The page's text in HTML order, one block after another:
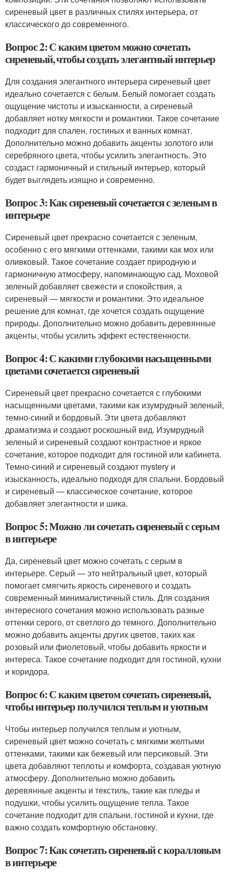
сиреневый цвет в различных стилях интерьера, от
классического до современного.
Вопрос 2: С каким цветом можно сочетать
сиреневый, чтобы создать элегантный интерьер
Для создания элегантного интерьера сиреневый цвет
идеально сочетается с белым. Белый помогает создать
ощущение чистоты и изысканности, а сиреневый
добавляет нотку мягкости и романтики. Такое сочетание
подходит для спален, гостиных и ванных комнат.
Дополнительно можно добавить акценты золотого или
серебряного цвета, чтобы усилить элегантность. Это
создаст гармоничный и стильный интерьер, который
будет выглядеть изящно и современно.
Вопрос 3: Как сиреневый сочетается с зеленым в
интерьере
Сиреневый цвет прекрасно сочетается с зеленым,
особенно с его мягкими оттенками, такими как мох или
оливковый. Такое сочетание создает природную и
гармоничную атмосферу, напоминающую сад. Моховой
зеленый добавляет свежести и спокойствия, а
сиреневый — мягкости и романтики. Это идеальное
решение для комнат, где хочется создать ощущение
природы. Дополнительно можно добавить деревянные
акценты, чтобы усилить эффект естественности.
Вопрос 4: С какими глубокими насыщенными
цветами сочетается сиреневый
Сиреневый цвет прекрасно сочетается с глубокими
насыщенными цветами, такими как изумрудный зеленый,
темно-синий и бордовый. Эти цвета добавляют
драматизма и создают роскошный вид. Изумрудный
зеленый и сиреневый создают контрастное и яркое
сочетание, которое подходит для гостиной или кабинета.
Темно-синий и сиреневый создают mystery и
изысканность, идеально подходя для спальни. Бордовый
и сиреневый — классическое сочетание, которое
добавляет элегантности и шика.
Вопрос 5: Можно ли сочетать сиреневый с серым
в интерьере
Да, сиреневый цвет можно сочетать с серым в
интерьере. Серый — это нейтральный цвет, который
помогает смягчить яркость сиреневого и создать
современный минималистичный стиль. Для создания
интересного сочетания можно использовать разные
оттенки серого, от светлого до темного. Дополнительно
можно добавить акценты других цветов, таких как
розовый или фиолетовый, чтобы добавить яркости и
интереса. Такое сочетание подходит для гостиной, кухни
и коридора.
Вопрос 6: С каким цветом сочетать сиреневый,
чтобы интерьер получился теплым и уютным
Чтобы интерьер получился теплым и уютным,
сиреневый цвет можно сочетать с мягкими желтыми
оттенками, такими как бежевый или персиковый. Эти
цвета добавляют теплоты и комфорта, создавая уютную
атмосферу. Дополнительно можно добавить
деревянные акценты и текстиль, такие как пледы и
подушки, чтобы усилить ощущение тепла. Такое
сочетание подходит для спальни, гостиной и кухни, где
важно создать комфортную обстановку.
Вопрос 7: Как сочетать сиреневый с коралловым
в интерьере